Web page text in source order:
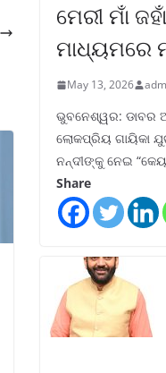
ମେରୀ ମାଁ
ମାଧ୍ୟମରେ
May 13, 2026
ଭୁବନେଶ୍ୱର: ଡାବର
ଲୋକପ୍ରିୟ ଗାୟିକା
ନନ୍ଦୀଙ୍କୁ ନେଇ
Share